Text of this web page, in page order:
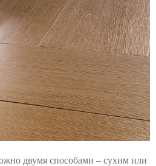
двумя способами – сухим или